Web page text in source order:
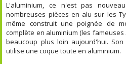
L'aluminium, ce n'est pas
nombreuses pièces en alu sur les
même construit une poignée de
complète en aluminium (les fameuses
beaucoup plus loin aujourd'hui.
utilise une coque toute en aluminium.